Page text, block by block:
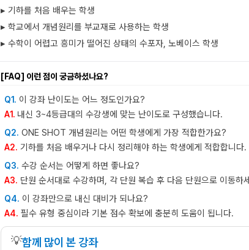
▸ 기하를 처음 배우는 학생
▸ 학교에서 개념원리를 부교재로 사용하는 학생
▸ 수학이 어렵고 흥미가 떨어진 상태의 수포자, 노베이스 학생
[FAQ] 이런 점이 궁금하셨나요?
Q1. 이 강좌 난이도는 어느 정도인가요?
A1. 내신 3~4등급대의 수강생에 맞는 난이도로 구성했습니다.
Q2. ONE SHOT 개념원리는 어떤 학생에게 가장 적합한가요?
A2. 기하를 처음 배우거나 다시 정리해야 하는 학생에게 적합합니다.
Q3. 수강 순서는 어떻게 하면 좋나요?
A3. 단원 순서대로 수강하며, 각 단원 복습 후 다음 단원으로 이동하
Q4. 이 강좌만으로 내신 대비가 되나요?
A4. 필수 유형 중심이라 기본 점수 확보에 충분히 도움이 됩니다.
💡함께 많이 본 강좌